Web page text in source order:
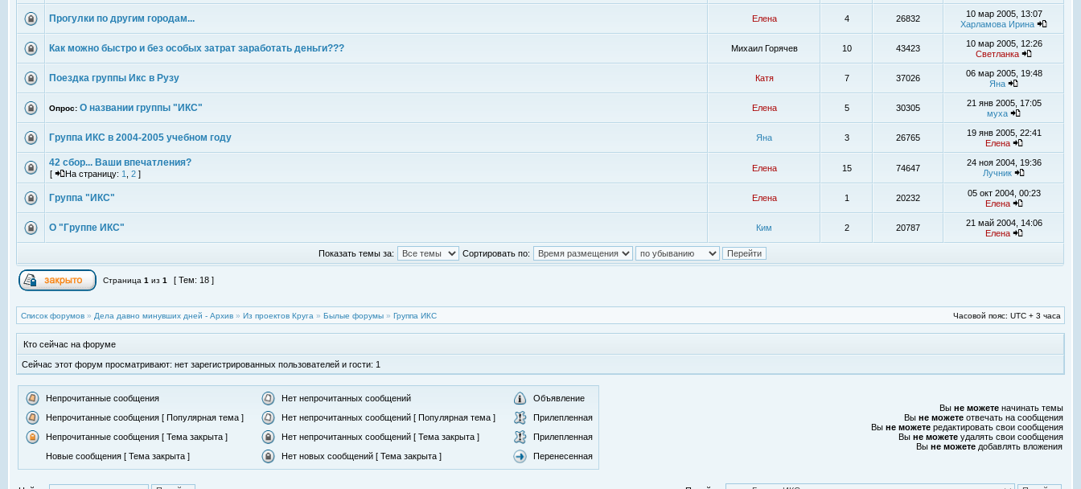
Прогулки по другим городам... Елена 4 26832
10 мар 2005, 13:07
Харламова Ирина
Как можно быстро и без особых затрат заработать деньги??? Михаил Горячев 10 43423
10 мар 2005, 12:26
Светланка
Поездка группы Икс в Рузу Катя 7 37026
06 мар 2005, 19:48
Яна
Опрос: О названии группы "ИКС" Елена 5 30305
21 янв 2005, 17:05
муха
Группа ИКС в 2004-2005 учебном году Яна 3 26765
19 янв 2005, 22:41
Елена
42 сбор... Ваши впечатления?
[ На страницу: 1 2 ]
Елена 15 74647
24 ноя 2004, 19:36
Лучник
Группа "ИКС" Елена 1 20232
05 окт 2004, 00:23
Елена
О "Группе ИКС" Ким 2 20787
21 май 2004, 14:06
Елена
Показать темы за: Сортировать по:
Страница 1 из 1 [ Тем: 18 ]
Список форумов » Дела давно минувших дней - Архив » Из проектов Круга » Былые форумы » Группа ИКС Часовой пояс: UTC + 3 часа
Кто сейчас на форуме
Сейчас этот форум просматривают: нет зарегистрированных пользователей и гости: 1
Непрочитанные сообщения Нет непрочитанных сообщений
Объявление
Непрочитанные сообщения [ Популярная тема ]
Нет непрочитанных сообщений [ Популярная тема ]
Прилепленная
Непрочитанные сообщения [ Тема закрыта ]
Нет непрочитанных сообщений [ Тема закрыта ]
Прилепленная
Новые сообщения [ Тема закрыта ]
Нет новых сообщений [ Тема закрыта ] Перенесенная
Вы не можете начинать темы
Вы не можете отвечать на сообщения
Вы не можете редактировать свои сообщения
Вы не можете удалять свои сообщения
Вы не можете добавлять вложения